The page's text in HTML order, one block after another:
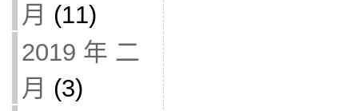
月 (11)
2019 年 二
月 (3)